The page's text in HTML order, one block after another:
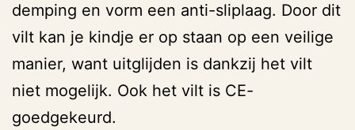
demping en vorm een anti-sliplaag. Door dit
vilt kan je kindje er op staan op een veilige
manier, want uitglijden is dankzij het vilt
niet mogelijk. Ook het vilt is CE-
goedgekeurd.